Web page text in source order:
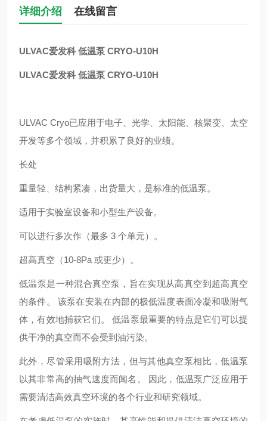
详细介绍 在线留言
ULVAC爱发科 低温泵 CRYO-U10H
ULVAC爱发科 低温泵 CRYO-U10H
ULVAC Cryo已应用于电子、光学、太阳能、核聚变、太空
开发等多个领域，并积累了良好的业绩。
长处
重量轻、结构紧凑，出货量大，是标准的低温泵。
适用于实验室设备和小型生产设备。
可以进行多次作（最多 3 个单元）。
超高真空（10-8Pa 或更少）。
低温泵是一种混合真空泵，旨在实现从高真空到超高真空
的条件。 该泵在安装在内部的极低温度表面冷凝和吸附气
体，有效地捕获它们。 低温泵最重要的特点是它们可以提
供干净的真空而不会受到油污染。
此外，尽管采用吸附方法，但与其他真空泵相比，低温泵
以其非常高的抽气速度而闻名。 因此，低温泵广泛应用于
需要清洁高效真空环境的各个行业和研究领域。